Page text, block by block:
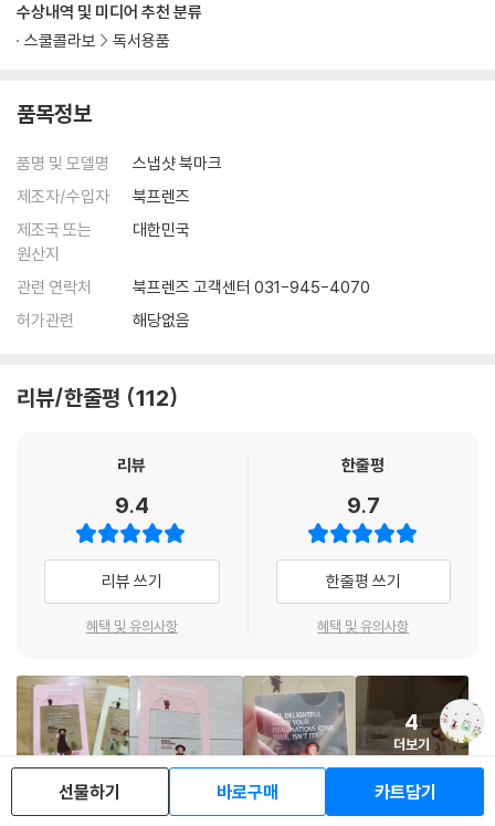
수상내역 및 미디어 추천 분류
스쿨콜라보
독서용품
품목정보
품명 및 모델명
스냅샷 북마크
제조자/수입자
북프렌즈
제조국 또는
원산지
대한민국
관련 연락처
북프렌즈 고객센터 031-945-4070
허가관련
해당없음
리뷰/한줄평 112
리뷰
9.4
리뷰 쓰기
혜택 및 유의사항
한줄평
9.7
한줄평 쓰기
혜택 및 유의사항
4
더보기
선물하기 바로구매 카트담기